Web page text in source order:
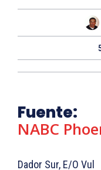
Fuente:
NABC
Dador Sur, E/O Vul